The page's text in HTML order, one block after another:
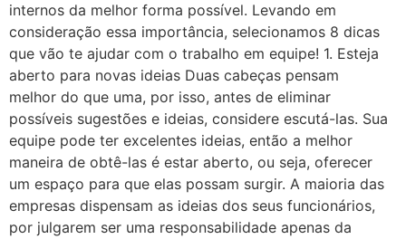
internos da melhor forma possível. Levando em
consideração essa importância, selecionamos 8 dicas
que vão te ajudar com o trabalho em equipe! 1. Esteja
aberto para novas ideias Duas cabeças pensam
melhor do que uma, por isso, antes de eliminar
possíveis sugestões e ideias, considere escutá-las. Sua
equipe pode ter excelentes ideias, então a melhor
maneira de obtê-las é estar aberto, ou seja, oferecer
um espaço para que elas possam surgir. A maioria das
empresas dispensam as ideias dos seus funcionários,
por julgarem ser uma responsabilidade apenas da